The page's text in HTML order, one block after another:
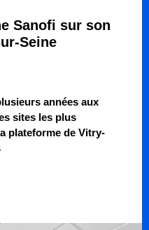
Sanofi sur son
Seine
années aux
sites les plus
plateforme de Vitry-